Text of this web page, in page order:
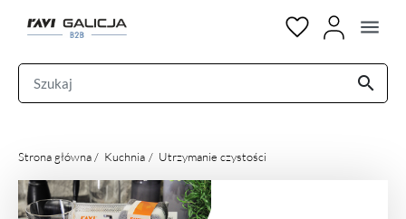
menu
search
Strona główna Kuchnia Utrzymanie czystości